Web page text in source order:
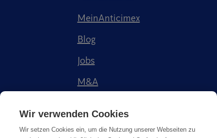
MeinAnticimex
Blog
Jobs
M&A
Wir verwenden Cookies
Wir setzen Cookies ein, um die Nutzung unserer Webseiten zu